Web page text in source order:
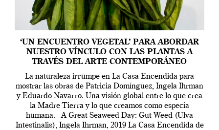
‘UN ENCUENTRO VEGETAL’ PARA ABORDAR
NUESTRO VÍNCULO CON LAS PLANTAS A
TRAVÉS DEL ARTE CONTEMPORÁNEO
La naturaleza irrumpe en La Casa Encendida para
mostrar las obras de Patricia Domínguez, Ingela Ihrman
y Eduardo Navarro. Una visión global entre lo que crea
la Madre Tierra y lo que creamos como especia
humana. A Great Seaweed Day: Gut Weed (Ulva
Intestinalis), Ingela Ihrman, 2019 La Casa Encendida de